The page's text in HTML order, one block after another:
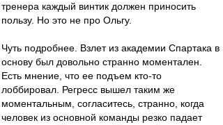
тренера каждый винтик должен приносить
пользу. Но это не про Ольгу.
Чуть подробнее. Взлет из академии Спартака в
основу был довольно странно моментален.
Есть мнение, что ее подъем кто-то
лоббировал. Регресс вышел таким же
моментальным, согласитесь, странно, когда
человек из основной команды резко падает